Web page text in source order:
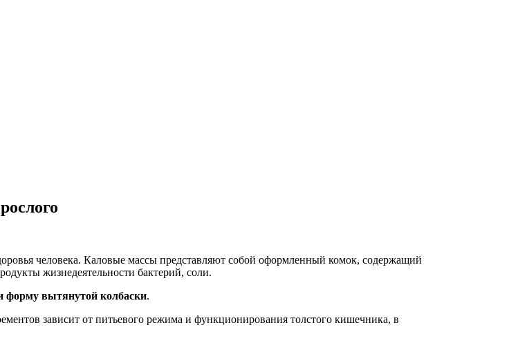
человека. Каловые массы представляют собой оформленный комок, содержащий
жизнедеятельности бактерий, соли.
форму вытянутой колбаски.
зависит от питьевого режима и функционирования толстого кишечника, в